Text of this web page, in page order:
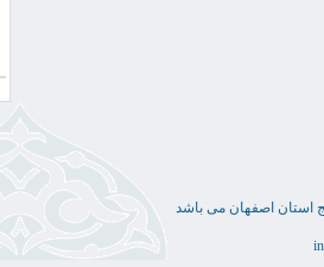
استان اصفهان می باشد